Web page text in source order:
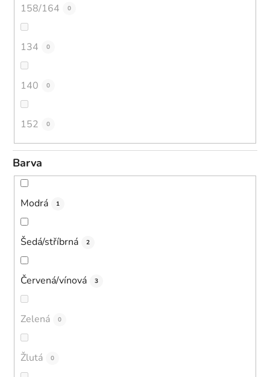
158/164 0
134 0
140 0
152 0
Barva
Modrá 1
Šedá/stříbrná 2
Červená/vínová 3
Zelená 0
Žlutá 0